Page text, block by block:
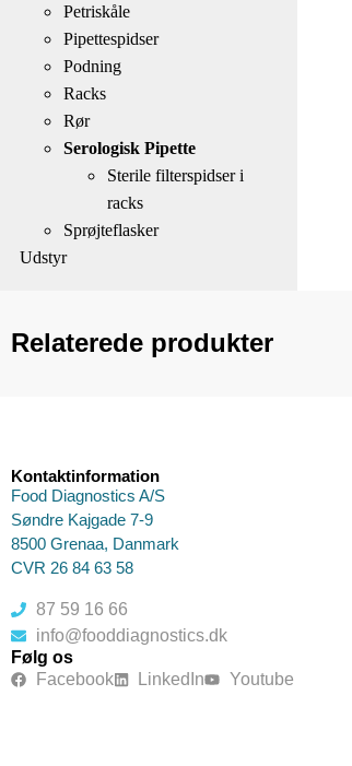
Petriskåle
Pipettespidser
Podning
Racks
Rør
Serologisk Pipette
Sterile filterspidser i
racks
Sprøjteflasker
Udstyr
Relaterede produkter
Kontaktinformation
Food Diagnostics A/S
Søndre Kajgade 7-9
8500 Grenaa, Danmark
CVR 26 84 63 58
87 59 16 66
info@fooddiagnostics.dk
Følg os
Facebook
LinkedIn Youtube